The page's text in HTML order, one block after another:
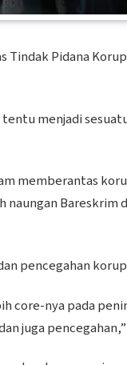
Tindak Pidana
menjadi
memberantas
Bareskrim
pencegahan
core-nya pada
juga